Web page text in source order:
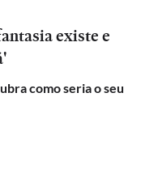
existe e
como seria o seu